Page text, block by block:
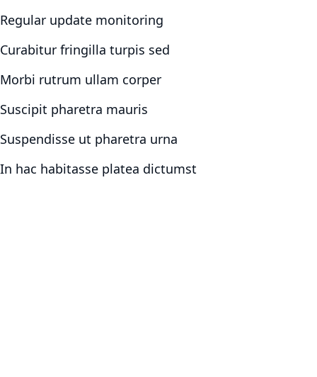
Regular update monitoring
Curabitur fringilla turpis sed
Morbi rutrum ullam corper
Suscipit pharetra mauris
Suspendisse ut pharetra urna
In hac habitasse platea dictumst